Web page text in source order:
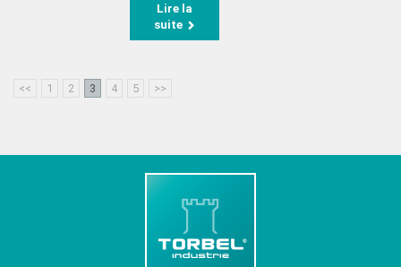
Lire la
suite
<< 1 2 3 4 5 >>